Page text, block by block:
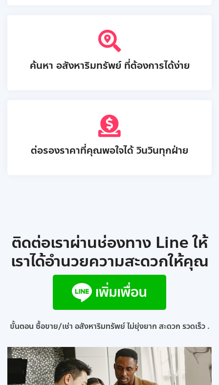
ค้นหา อสังหาริมทรัพย์ ที่ต้องการได้ง่าย
ต่อรองราคาที่คุณพอใจได้ วินวินทุกฝ่าย
ติดต่อเราผ่านช่องทาง Line ให้
เราได้อำนวยความสะดวกให้คุณ
ขั้นตอน ซื้อขาย/เช่า อสังหาริมทรัพย์ ไม่ยุ่งยาก สะดวก รวดเร็ว .